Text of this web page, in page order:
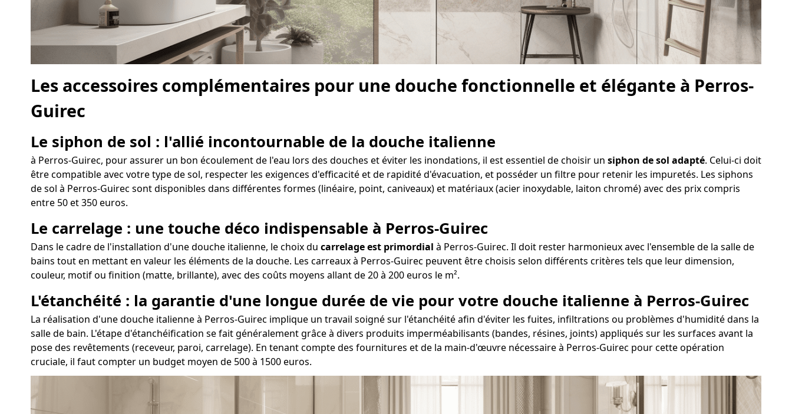
Les accessoires complémentaires pour une douche fonctionnelle et élégante à Perros-
Guirec
Le siphon de sol : l'allié incontournable de la douche italienne
à Perros-Guirec, pour assurer un bon écoulement de l'eau lors des douches et éviter les inondations, il est essentiel de choisir un siphon de sol adapté. Celui-ci doit
être compatible avec votre type de sol, respecter les exigences d'efficacité et de rapidité d'évacuation, et posséder un filtre pour retenir les impuretés. Les siphons
de sol à Perros-Guirec sont disponibles dans différentes formes (linéaire, point, caniveaux) et matériaux (acier inoxydable, laiton chromé) avec des prix compris
entre 50 et 350 euros.
Le carrelage : une touche déco indispensable à Perros-Guirec
Dans le cadre de l'installation d'une douche italienne, le choix du carrelage est primordial à Perros-Guirec. Il doit rester harmonieux avec l'ensemble de la salle de
bains tout en mettant en valeur les éléments de la douche. Les carreaux à Perros-Guirec peuvent être choisis selon différents critères tels que leur dimension,
couleur, motif ou finition (matte, brillante), avec des coûts moyens allant de 20 à 200 euros le m².
L'étanchéité : la garantie d'une longue durée de vie pour votre douche italienne à Perros-Guirec
La réalisation d'une douche italienne à Perros-Guirec implique un travail soigné sur l'étanchéité afin d'éviter les fuites, infiltrations ou problèmes d'humidité dans la
salle de bain. L'étape d'étanchéification se fait généralement grâce à divers produits imperméabilisants (bandes, résines, joints) appliqués sur les surfaces avant la
pose des revêtements (receveur, paroi, carrelage). En tenant compte des fournitures et de la main-d'œuvre nécessaire à Perros-Guirec pour cette opération
cruciale, il faut compter un budget moyen de 500 à 1500 euros.